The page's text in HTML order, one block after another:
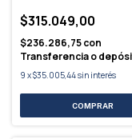
$315.049,00
$236.286,75con
Transferencia o
9 x$35.005,44sin interés